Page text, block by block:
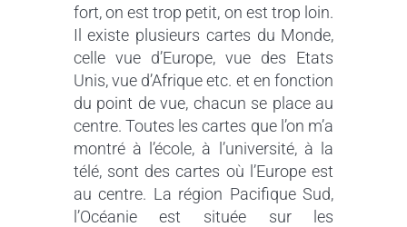
fort, on est trop petit, on est trop loin.
Il existe plusieurs cartes du Monde,
celle vue d’Europe, vue des Etats
Unis, vue d’Afrique etc. et en fonction
du point de vue, chacun se place au
centre. Toutes les cartes que l’on m’a
montré à l’école, à l’université, à la
télé, sont des cartes où l’Europe est
au centre. La région Pacifique Sud,
l’Océanie est située sur les